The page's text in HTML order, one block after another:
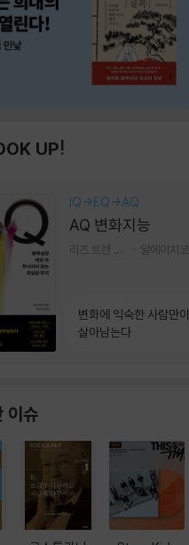
UP!
IQ→EQ→AQ
AQ 변화지능
변화에 익숙한 사람만이
살아남는다
이슈